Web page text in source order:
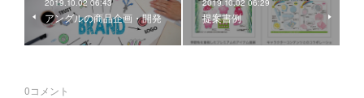
2019.10.02 06:43
アングルの商品企画・開発
2019.10.02 06:29
提案書例
0コメント